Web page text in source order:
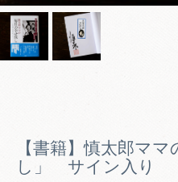
【書籍】慎太郎マ
し」 サイン入り